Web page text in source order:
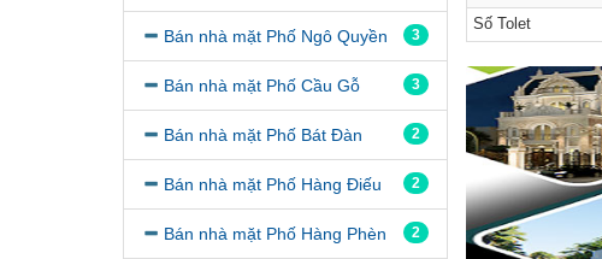
3
Bán nhà mặt Phố Ngô Quyền
3
Bán nhà mặt Phố Cầu Gỗ
2
Bán nhà mặt Phố Bát Đàn
2
Bán nhà mặt Phố Hàng Điếu
2
Bán nhà mặt Phố Hàng Phèn
Số Tolet